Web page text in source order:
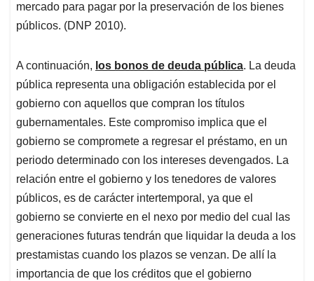
mercado para pagar por la preservación de los bienes
públicos. (DNP 2010).
A continuación, los bonos de deuda pública. La deuda
pública representa una obligación establecida por el
gobierno con aquellos que compran los títulos
gubernamentales. Este compromiso implica que el
gobierno se compromete a regresar el préstamo, en un
periodo determinado con los intereses devengados. La
relación entre el gobierno y los tenedores de valores
públicos, es de carácter intertemporal, ya que el
gobierno se convierte en el nexo por medio del cual las
generaciones futuras tendrán que liquidar la deuda a los
prestamistas cuando los plazos se venzan. De allí la
importancia de que los créditos que el gobierno